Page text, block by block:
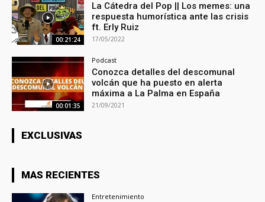
00:21:24
La Cátedra del Pop || Los memes: una
respuesta humorística ante las crisis
ft. Erly Ruiz
17/05/2022
00:01:35
Podcast
Conozca detalles del descomunal
volcán que ha puesto en alerta
máxima a La Palma en España
21/09/2021
EXCLUSIVAS
MAS RECIENTES
Entretenimiento